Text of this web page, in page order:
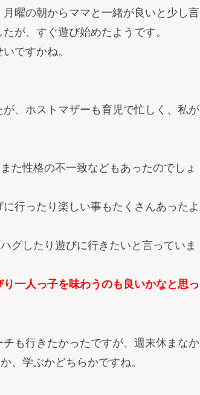
曜の朝からママと一緒が良いと少し言
が、すぐ遊び始めたようです。
ですかね。
、ホストマザーも育児で忙しく、私が
た性格の不一致などもあったのでしょ
行ったり楽しい事もたくさんあったよ
グしたり遊びに行きたいと言っていま
一人っ子を味わうのも良いかなと思っ
も行きたかったですが、週末休まなか
、学ぶかどちらかですね。